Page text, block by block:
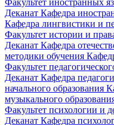
Деканат Кафедра
Кафедра лингвистики и
Факультет истории и
Деканат Кафедра
методики обучения
Факультет
Деканат Кафедра
начального образования
музыкального
Факультет психологии и
Деканат Кафедра